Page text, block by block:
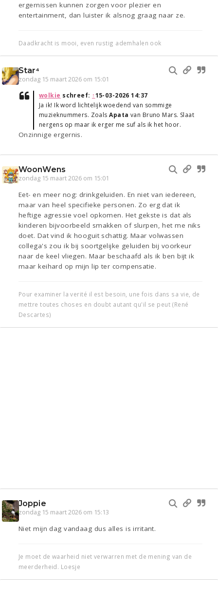
ergernissen kunnen zorgen voor plezier en
entertainment, dan luister ik alsnog graag naar ze.
Daadkracht is mooi, even rustig ademhalen ook
Star⁴
zondag 15 maart 2026 om 15:01
wolkie schreef: ↑15-03-2026 14:37
Ja ik! Ik word lichtelijk woedend van sommige
muzieknummers. Zoals Apata van Bruno Mars. Slaat
nergens op maar ik erger me suf als ik het hoor.
Onzinnige ergernis.
WoonWens
zondag 15 maart 2026 om 15:01
Eet- en meer nog: drinkgeluiden. En niet van iedereen,
maar van heel specifieke personen. Zo erg dat ik
heftige agressie voel opkomen. Het gekste is dat als
kinderen bijvoorbeeld smakken of slurpen, het me niks
doet. Dat vind ik hooguit schattig. Maar volwassen
collega's zou ik bij soortgelijke geluiden bij voorkeur
naar de keel vliegen. Maar beschaafd als ik ben bijt ik
maar keihard op mijn lip ter compensatie.
Pour examiner la verité il est besoin, une fois dans sa vie, de
mettre toutes choses en doubt autant qu'il se peut (René
Descartes)
Joppie
zondag 15 maart 2026 om 15:13
Niet mijn dag vandaag dus alles is irritant.
Je moet de waarheid niet verwarren met de mening van de
meerderheid. Loesje